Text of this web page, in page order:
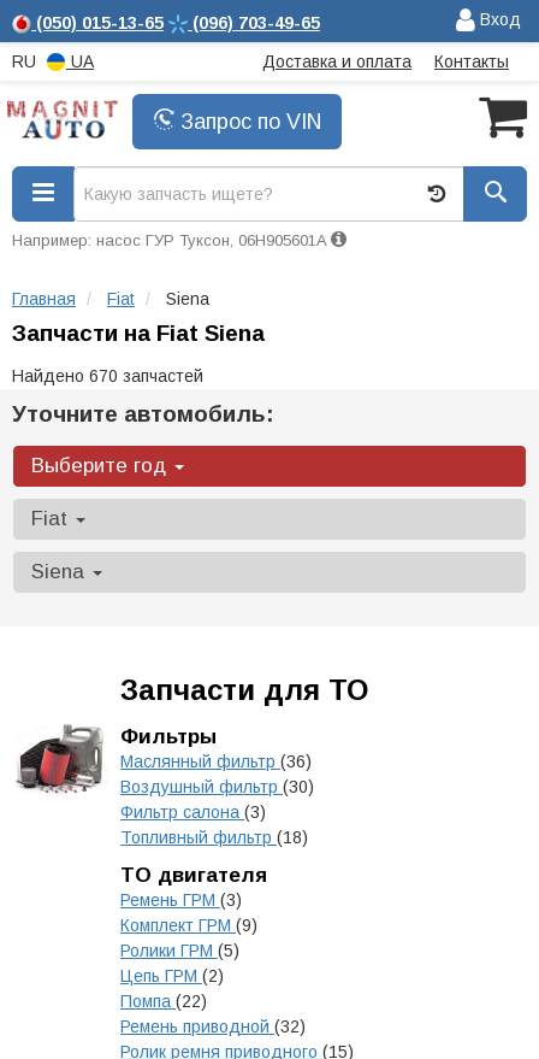
(050) 015-13-65 (096) 703-49-65 Вход
RU UA Доставка и оплата Контакты
Запрос по VIN
Например: насос ГУР Туксон, 06H905601A
Главная Fiat Siena
Запчасти на Fiat Siena
Найдено 670 запчастей
Уточните автомобиль:
Выберите год
Fiat
Siena
Запчасти для ТО
Фильтры
Маслянный фильтр (36)
Воздушный фильтр (30)
Фильтр салона (3)
Топливный фильтр (18)
ТО двигателя
Ремень ГРМ (3)
Комплект ГРМ (9)
Ролики ГРМ (5)
Цепь ГРМ (2)
Помпа (22)
Ремень приводной (32)
Ролик ремня приводного (15)